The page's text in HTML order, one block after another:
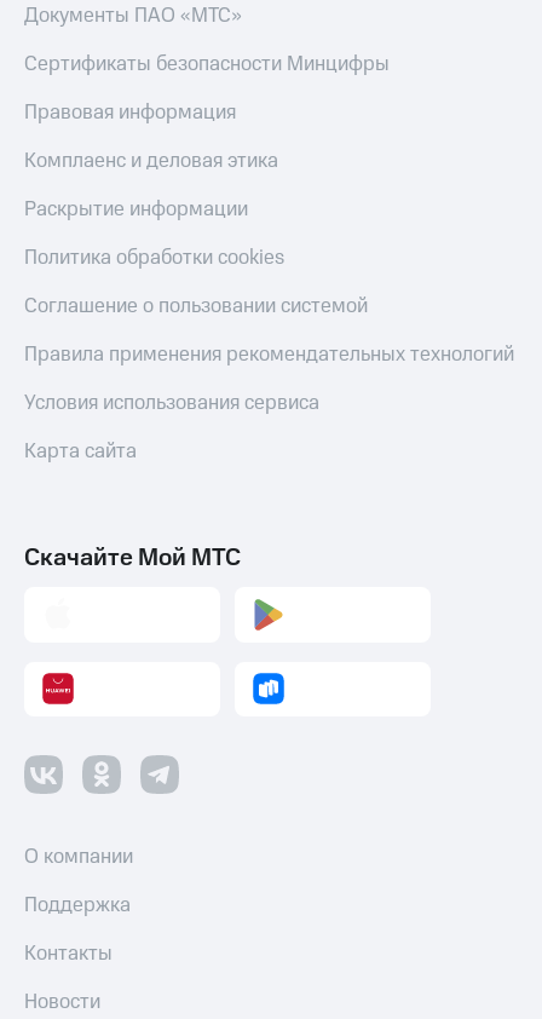
Документы ПАО «МТС»
Сертификаты безопасности Минцифры
Правовая информация
Комплаенс и деловая этика
Раскрытие информации
Политика обработки cookies
Соглашение о пользовании системой
Правила применения рекомендательных технологий
Условия использования сервиса
Карта сайта
Скачайте Мой МТС
О компании
Поддержка
Контакты
Новости